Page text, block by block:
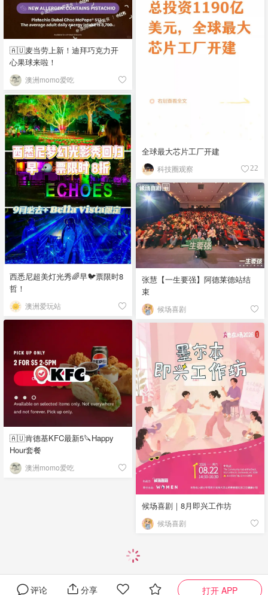
🇦🇺麦当劳上新！迪拜巧克力开
心果球来啦！
澳洲momo爱吃
全球最大芯片工厂开建
科技圈观察 22
西悉尼超美灯光秀🌈早🐦票限时8
哲！
澳洲爱玩站
张慧【一生要强】阿德莱德站结
束
候场喜剧
🇦🇺肯德基KFC最新5🔪Happy
Hour套餐
澳洲momo爱吃
候场喜剧｜8月即兴工作坊
候场喜剧
评论 分享 打开 APP